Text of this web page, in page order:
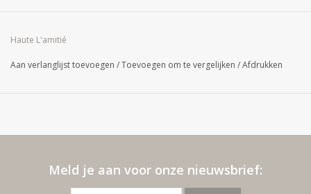
Haute L'amitié
Aan verlanglijst toevoegen /Toevoegen om te vergelijken /Afdrukken
Meld je aan voor onze nieuwsbrief: